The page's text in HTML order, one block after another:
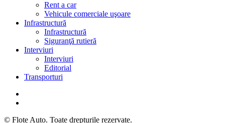
Rent a car
Vehicule comerciale uşoare
Infrastructură
Infrastructură
Siguranţă rutieră
Interviuri
Interviuri
Editorial
Transporturi
© Flote Auto. Toate drepturile rezervate.